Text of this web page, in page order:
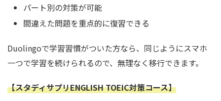
パート別の対策が可能
間違えた問題を重点的に復習できる
Duolingoで学習習慣がついた方なら、同じようにスマホ
一つで学習を続けられるので、無理なく移行できます。
【スタディサプリENGLISH TOEIC対策コース】